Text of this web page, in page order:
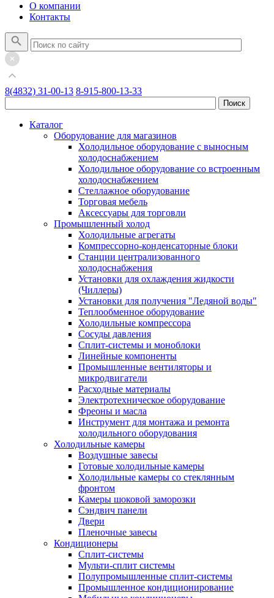
О компании
Контакты
8(4832) 31-00-13 8-915-800-13-33
Каталог
Оборудование для магазинов
Холодильное оборудование с выносным
холодоснабжением
Холодильное оборудование со встроенным
холодоснабжением
Стеллажное оборудование
Торговая мебель
Аксессуары для торговли
Промышленный холод
Холодильные агрегаты
Компрессорно-конденсаторные блоки
Станции централизованного
холодоснабжения
Установки для охлаждения жидкости
(Чиллеры)
Установки для получения "Ледяной воды"
Теплообменное оборудование
Холодильные компрессора
Сосуды давления
Cплит-системы и моноблоки
Линейные компоненты
Промышленные вентиляторы и
микродвигатели
Расходные материалы
Электротехническое оборудование
Фреоны и масла
Инструмент для монтажа и ремонта
холодильного оборудования
Холодильные камеры
Воздушные завесы
Готовые холодильные камеры
Холодильные камеры со стеклянным
фронтом
Камеры шоковой заморозки
Сэндвич панели
Двери
Пленочные завесы
Кондиционеры
Сплит-системы
Мульти-сплит системы
Полупромышленные сплит-системы
Промышленное кондиционирование